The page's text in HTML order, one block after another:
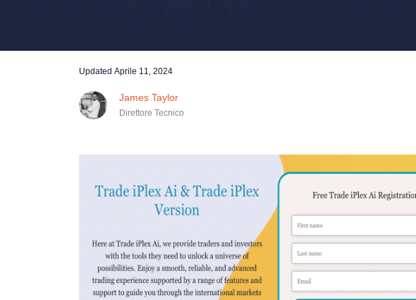
Updated Aprile 11, 2024
James Taylor
Direttore Tecnico